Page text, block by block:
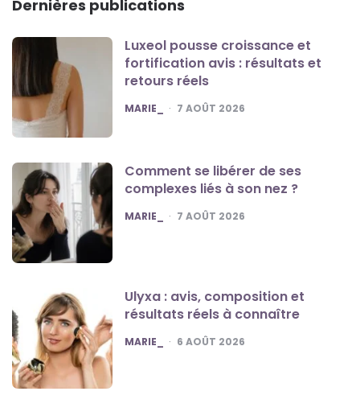
Dernières publications
Luxeol pousse croissance et
fortification avis : résultats et
retours réels
POSTED
MARIE_ 7 AOÛT 2026
Comment se libérer de ses
complexes liés à son nez ?
POSTED
MARIE_ 7 AOÛT 2026
Ulyxa : avis, composition et
résultats réels à connaître
POSTED
MARIE_ 6 AOÛT 2026